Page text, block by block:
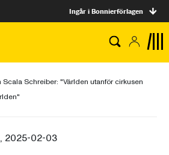
Ingår i Bonnierförlagen
Scala Schreiber: "Världen utanför cirkusen
, 2025-02-03